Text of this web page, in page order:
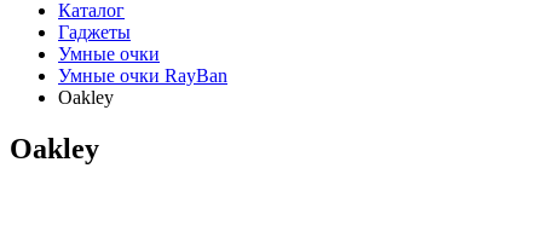
Каталог
Гаджеты
Умные очки
Умные очки RayBan
Oakley
Oakley